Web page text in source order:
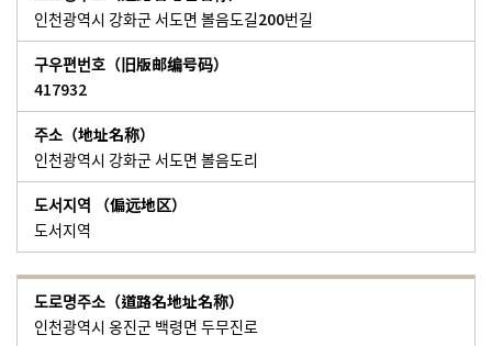
인천광역시 강화군 서도면 볼음도길200번길
417932
인천광역시 강화군 서도면 볼음도리
도서지역
인천광역시 옹진군 백령면 두무진로